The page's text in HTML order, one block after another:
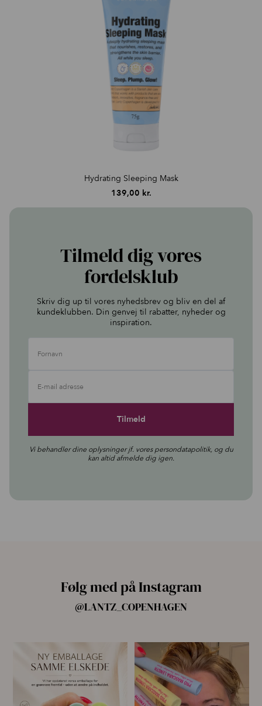
Hydrating Sleeping Mask
139,00 kr.
Tilmeld dig vores
fordelsklub
Skriv dig up til vores nyhedsbrev og bliv en del af
kundeklubben. Din genvej til rabatter, nyheder og
inspiration.
Fornavn
E-mail adresse
Vi behandler dine oplysninger jf. vorespersondatapolitik, og du
kan altid afmelde dig igen.
Følg med på Instagram
@LANTZ_COPENHAGEN
🌿 Ny emballage – samme
mascara, du elsker 💗
...
13
For første gang har vi samlet
alle fire Pro...
14